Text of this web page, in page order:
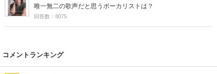
唯一無二の歌声だと思うボーカリストは？
回答数：8075
コメントランキング